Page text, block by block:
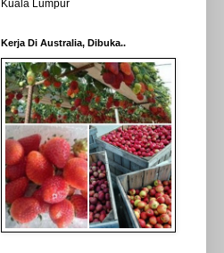
Kuala Lumpur
Kerja Di Australia, Dibuka..